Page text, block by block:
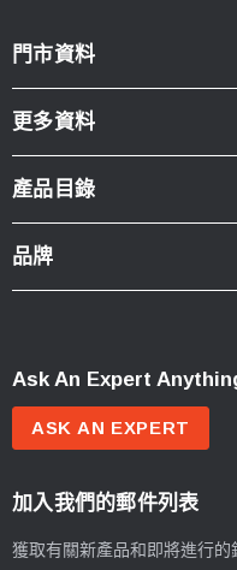
門市資料
更多資料
產品目錄
品牌
Ask An Expert
ASK AN EXPERT
加入我們的郵件列表
獲取有關新產品和即將進行的